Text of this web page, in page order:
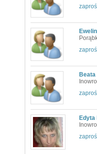
zaproś
zaproś
zaproś
Edyta
zaproś